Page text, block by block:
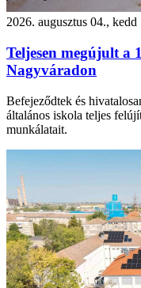
2026. augusztus 04., kedd
Teljesen megújult a
Nagyváradon
Befejeződtek és
általános iskola teljes
munkálatait.